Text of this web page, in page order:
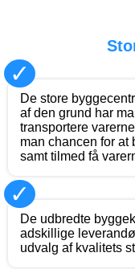
✓
De store
af den grund har
transportere
man chancen for at
samt tilmed få
✓
De udbredte
adskillige
udvalg af kvalitets